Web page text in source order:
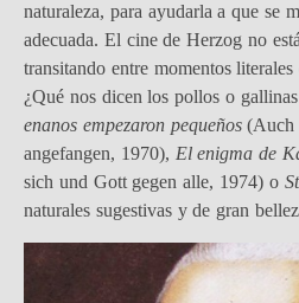
naturaleza, para ayudarla a que se
adecuada. El cine de Herzog no
transitando entre momentos
¿Qué nos dicen los pollos o
enanos empezaron pequeños(Auch
angefangen, 1970), El enigma de
sich und Gott gegen alle, 1974) o
naturales sugestivas y de gran